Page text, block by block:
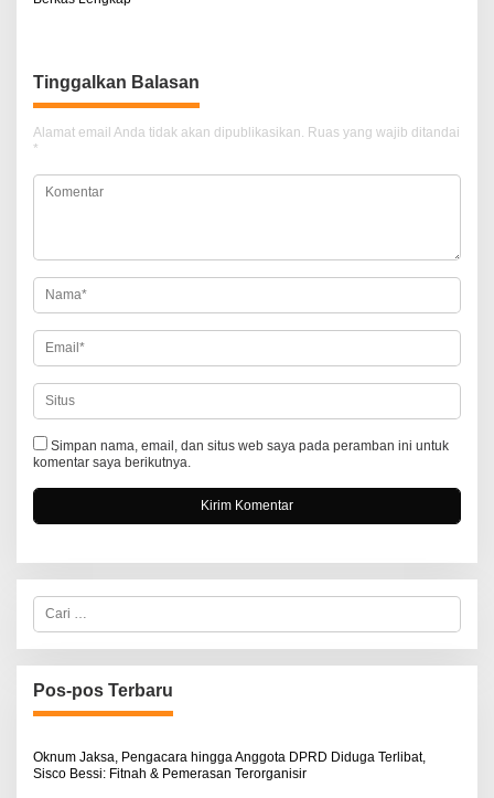
i
g
a
s
o
s
Tinggalkan Balasan
Alamat email Anda tidak akan dipublikasikan. Ruas yang wajib ditandai
*
Simpan nama, email, dan situs web saya pada peramban ini untuk
komentar saya berikutnya.
C
r
i
u
n
u
:
Pos-pos Terbaru
Oknum Jaksa, Pengacara hingga Anggota DPRD Diduga Terlibat,
Sisco Bessi: Fitnah & Pemerasan Terorganisir